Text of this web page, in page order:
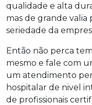
qualidade e alta
mas de grande valia
seriedade da
Então não perca
mesmo e fale com
um atendimento
hospitalar de nivel
de profissionais